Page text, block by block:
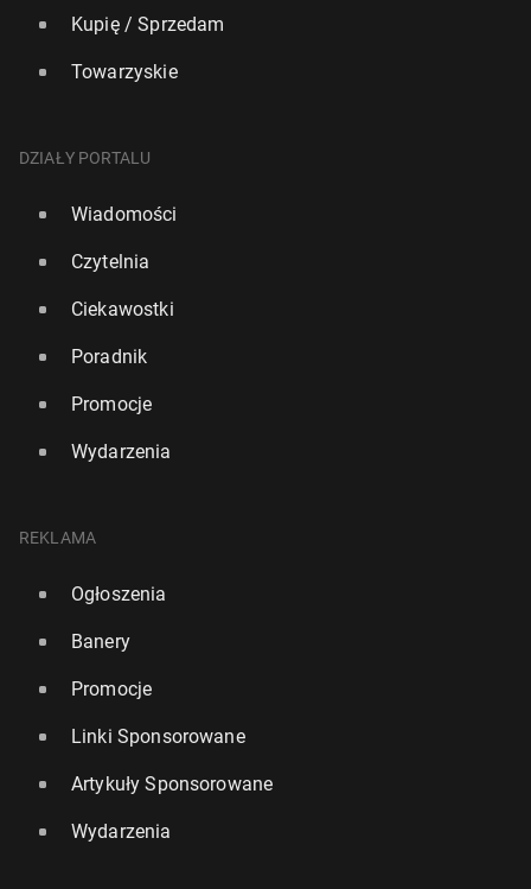
Świata może ozna­czać do­dat­ko­wy bank holiday
10 lipca, 13:45
"Pięknie utrzy­ma­na" dziel­ni­ca Londynu uznana za
jedno z naj­ład­niej­szych miejsc do życia w UK
10 lipca, 08:00
Kupię / Sprzedam
Towarzyskie
DZIAŁY PORTALU
Wiadomości
Czytelnia
Ciekawostki
Poradnik
Promocje
Wydarzenia
REKLAMA
Ogłoszenia
Banery
Promocje
Linki Sponsorowane
Artykuły Sponsorowane
Wydarzenia